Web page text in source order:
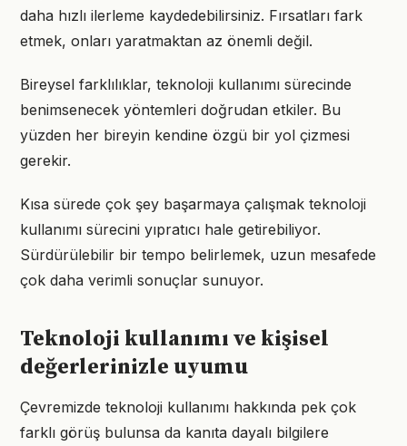
daha hızlı ilerleme kaydedebilirsiniz. Fırsatları fark
etmek, onları yaratmaktan az önemli değil.
Bireysel farklılıklar, teknoloji kullanımı sürecinde
benimsenecek yöntemleri doğrudan etkiler. Bu
yüzden her bireyin kendine özgü bir yol çizmesi
gerekir.
Kısa sürede çok şey başarmaya çalışmak teknoloji
kullanımı sürecini yıpratıcı hale getirebiliyor.
Sürdürülebilir bir tempo belirlemek, uzun mesafede
çok daha verimli sonuçlar sunuyor.
Teknoloji kullanımı ve kişisel
değerlerinizle uyumu
Çevremizde teknoloji kullanımı hakkında pek çok
farklı görüş bulunsa da kanıta dayalı bilgilere